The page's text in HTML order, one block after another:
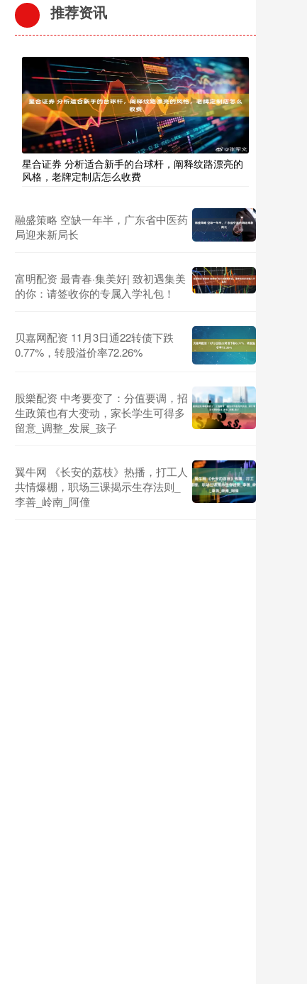
推荐资讯
星合证券 分析适合新手的台球杆，阐释纹路漂亮的
风格，老牌定制店怎么收费
融盛策略 空缺一年半，广东省中医药
局迎来新局长
富明配资 最青春·集美好| 致初遇集美
的你：请签收你的专属入学礼包！
贝嘉网配资 11月3日通22转债下跌
0.77%，转股溢价率72.26%
股樂配资 中考要变了：分值要调，招
生政策也有大变动，家长学生可得多
留意_调整_发展_孩子
翼牛网 《长安的荔枝》热播，打工人
共情爆棚，职场三课揭示生存法则_
李善_岭南_阿僮